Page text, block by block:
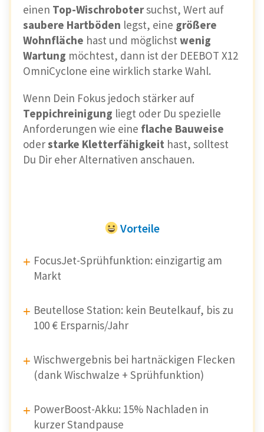
einen Top-Wischrobotersuchst, Wert auf
saubere Hartböden legst, eine größere
Wohnfläche hast und möglichst wenig
Wartung möchtest, dann ist der DEEBOT X12
OmniCyclone eine wirklich starke Wahl.
Wenn Dein Fokus jedoch stärker auf
Teppichreinigung liegt oder Du spezielle
Anforderungen wie eine flache Bauweise
oderstarke Kletterfähigkeit hast, solltest
Du Dir eher Alternativen anschauen.
Vorteile
FocusJet-Sprühfunktion: einzigartig am
Markt
Beutellose Station: kein Beutelkauf, bis zu
100 € Ersparnis/Jahr
Wischwergebnis bei hartnäckigen Flecken
(dank Wischwalze + Sprühfunktion)
PowerBoost-Akku: 15% Nachladen in
kurzer Standpause